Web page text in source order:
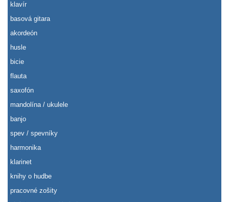
klavír
basová gitara
akordeón
husle
bicie
flauta
saxofón
mandolína / ukulele
banjo
spev / spevníky
harmonika
klarinet
knihy o hudbe
pracovné zošity